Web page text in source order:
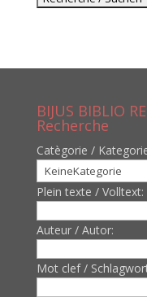
BIJUS BIBLIO
Recherche
Catègorie /
Plein texte / Volltext:
Auteur / Autor:
Mot clef /